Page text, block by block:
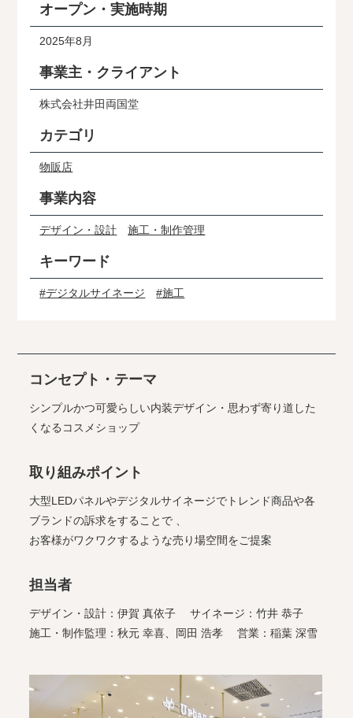
オープン・実施時期
2025年8月
事業主・クライアント
株式会社井田両国堂
カテゴリ
物販店
事業内容
デザイン・設計 施工・制作管理
キーワード
#デジタルサイネージ #施工
コンセプト・テーマ
シンプルかつ可愛らしい内装デザイン・思わず寄り道した
くなるコスメショップ
取り組みポイント
大型LEDパネルやデジタルサイネージでトレンド商品や各
ブランドの訴求をすることで 、
お客様がワクワクするような売り場空間をご提案
担当者
デザイン・設計：伊賀 真依子 サイネージ：竹井 恭子
施工・制作監理：秋元 幸喜、岡田 浩孝 営業：稲葉 深雪